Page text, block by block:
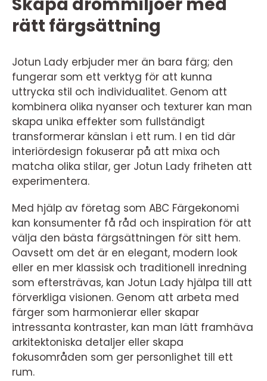
Skapa drömmiljöer med
rätt färgsättning
Jotun Lady erbjuder mer än bara färg; den
fungerar som ett verktyg för att kunna
uttrycka stil och individualitet. Genom att
kombinera olika nyanser och texturer kan man
skapa unika effekter som fullständigt
transformerar känslan i ett rum. I en tid där
interiördesign fokuserar på att mixa och
matcha olika stilar, ger Jotun Lady friheten att
experimentera.
Med hjälp av företag som ABC Färgekonomi
kan konsumenter få råd och inspiration för att
välja den bästa färgsättningen för sitt hem.
Oavsett om det är en elegant, modern look
eller en mer klassisk och traditionell inredning
som eftersträvas, kan Jotun Lady hjälpa till att
förverkliga visionen. Genom att arbeta med
färger som harmonierar eller skapar
intressanta kontraster, kan man lätt framhäva
arkitektoniska detaljer eller skapa
fokusområden som ger personlighet till ett
rum.